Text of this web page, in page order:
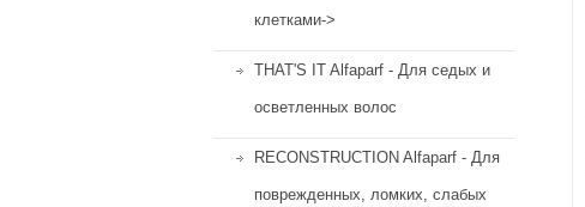
клетками->
THAT'S IT Alfaparf - Для седых и
осветленных волос
RECONSTRUCTION Alfaparf - Для
поврежденных, ломких, слабых